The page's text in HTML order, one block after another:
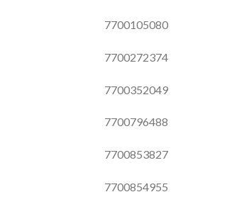
7700105080
7700272374
7700352049
7700796488
7700853827
7700854955